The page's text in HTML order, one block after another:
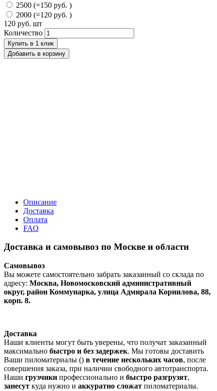
2500 (=150 руб. )
2000 (=120 руб. )
120 руб. шт
Количество
Купить в 1 клик
Добавить в корзину
Описание
Доставка
Оплата
FAQ
Доставка и самовывоз по Москве и области
Самовывоз
Вы можете самостоятельно забрать заказанный со склада по
адресу: Москва, Новомосковский административный
округ, район Коммунарка, улица Адмирала Корнилова, 88,
корп. 8.
Доставка
Наши клиенты могут быть уверены, что получат заказанный
максимально быстро и без задержек. Мы готовы доставить
Ваши пиломатериалы () в течение нескольких часов, после
совершения заказа, при наличии свободного автотранспорта.
Наши грузчики профессионально и быстро разгрузят,
занесут куда нужно и аккуратно сложат пиломатериалы.